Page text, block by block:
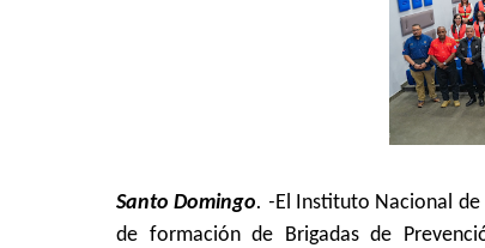
Santo Domingo. -El Instituto Nacional
de formación de Brigadas de